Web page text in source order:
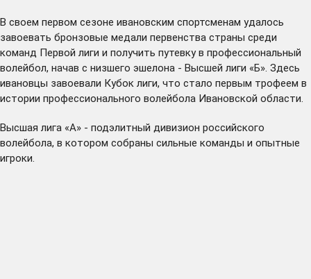
В своем первом сезоне ивановским спортсменам удалось
завоевать бронзовые медали первенства страны среди
команд Первой лиги и получить путевку в профессиональный
волейбол, начав с низшего эшелона - Высшей лиги «Б». Здесь
ивановцы завоевали Кубок лиги, что стало первым трофеем в
истории профессионального волейбола Ивановской области.
Высшая лига «А» - подэлитный дивизион российского
волейбола, в котором собраны сильные команды и опытные
игроки.